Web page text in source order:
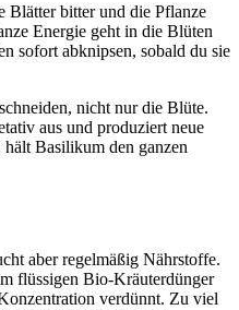
Blätter bitter und die Pflanze
Energie geht in die Blüten
sofort abknipsen, sobald du sie
nicht nur die Blüte.
aus und produziert neue
hält Basilikum den ganzen
aber regelmäßig Nährstoffe.
flüssigen Bio-Kräuterdünger
verdünnt. Zu viel